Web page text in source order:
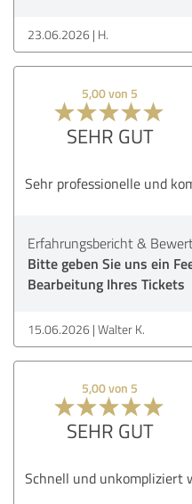
23.06.2026 H.
5,00 von 5
SEHR GUT
Sehr professionelle und
Erfahrungsbericht &
Bitte geben Sie uns ein
Bearbeitung Ihres Tickets
15.06.2026 Walter K.
5,00 von 5
SEHR GUT
Schnell und unkompliziert